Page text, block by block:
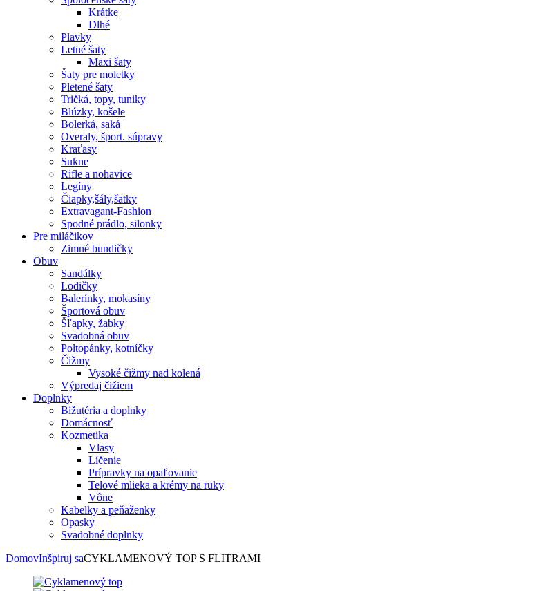
Krátke
Dlhé
Plavky
Letné šaty
Maxi šaty
Šaty pre moletky
Pletené šaty
Tričká, topy, tuniky
Blúzky, košele
Bolerká, saká
Overaly, šport. súpravy
Kraťasy
Sukne
Rifle a nohavice
Legíny
Čiapky,šály,šatky
Extravagant-Fashion
Spodné prádlo, silonky
Pre miláčikov
Zimné bundičky
Obuv
Sandálky
Lodičky
Balerínky, mokasíny
Športová obuv
Šľapky, žabky
Svadobná obuv
Poltopánky, kotníčky
Čižmy
Vysoké čižmy nad kolená
Výpredaj čižiem
Doplnky
Bižutéria a doplnky
Domácnosť
Kozmetika
Vlasy
Líčenie
Prípravky na opaľovanie
Telové mlieka a krémy na ruky
Vône
Kabelky a peňaženky
Opasky
Svadobné doplnky
DomovInšpiruj saCYKLAMENOVÝ TOP S FLITRAMI